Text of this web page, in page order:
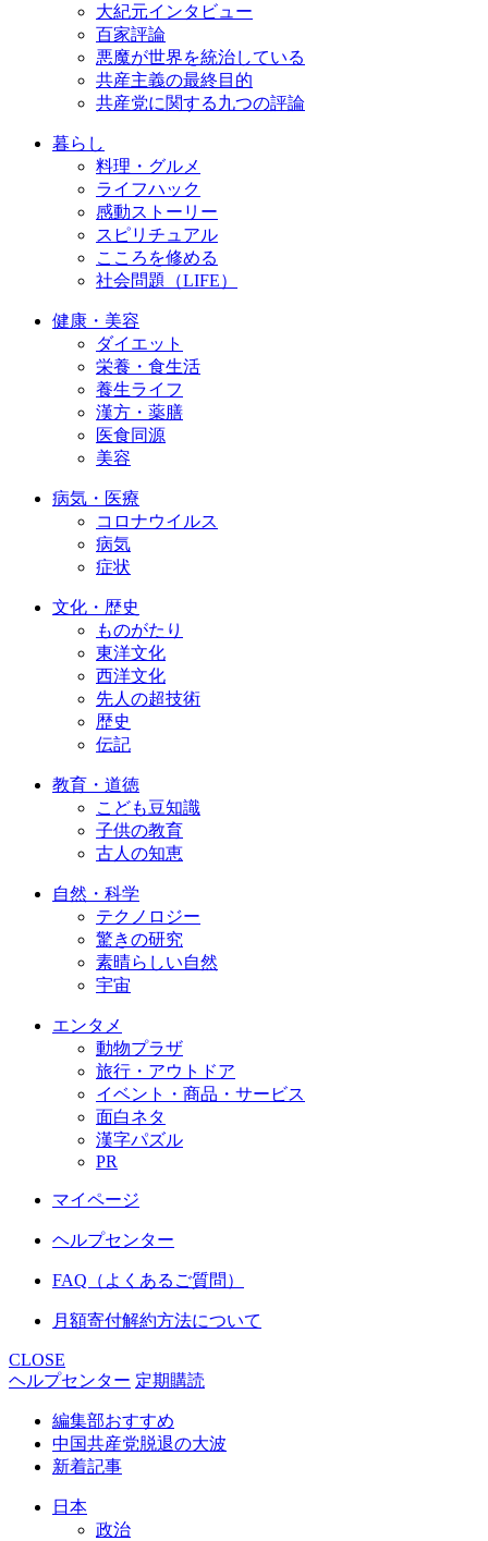
大紀元インタビュー
百家評論
悪魔が世界を統治している
共産主義の最終目的
共産党に関する九つの評論
暮らし
料理・グルメ
ライフハック
感動ストーリー
スピリチュアル
こころを修める
社会問題（LIFE）
健康・美容
ダイエット
栄養・食生活
養生ライフ
漢方・薬膳
医食同源
美容
病気・医療
コロナウイルス
病気
症状
文化・歴史
ものがたり
東洋文化
西洋文化
先人の超技術
歴史
伝記
教育・道徳
こども豆知識
子供の教育
古人の知恵
自然・科学
テクノロジー
驚きの研究
素晴らしい自然
宇宙
エンタメ
動物プラザ
旅行・アウトドア
イベント・商品・サービス
面白ネタ
漢字パズル
PR
マイページ
ヘルプセンター
FAQ（よくあるご質問）
月額寄付解約方法について
CLOSE
ヘルプセンター 定期購読
編集部おすすめ
中国共産党脱退の大波
新着記事
日本
政治